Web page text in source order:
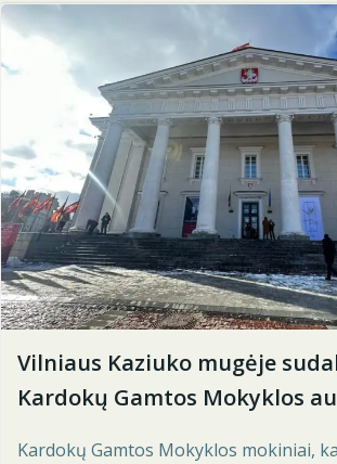
Vilniaus Kaziuko mugėje
Kardokų Gamtos Mokyklos
Kardokų Gamtos Mokyklos mokiniai,